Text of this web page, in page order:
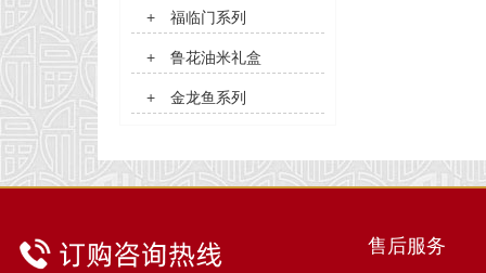
+ 福临门系列
+ 鲁花油米礼盒
+ 金龙鱼系列
售后服务